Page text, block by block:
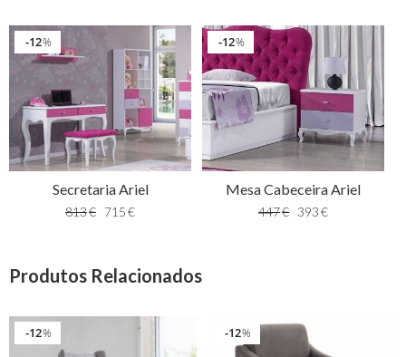
%
12
Secretaria Ariel
813€ 715€
%
12
Mesa Cabeceira Ariel
447€ 393€
Produtos Relacionados
%
12 %
12